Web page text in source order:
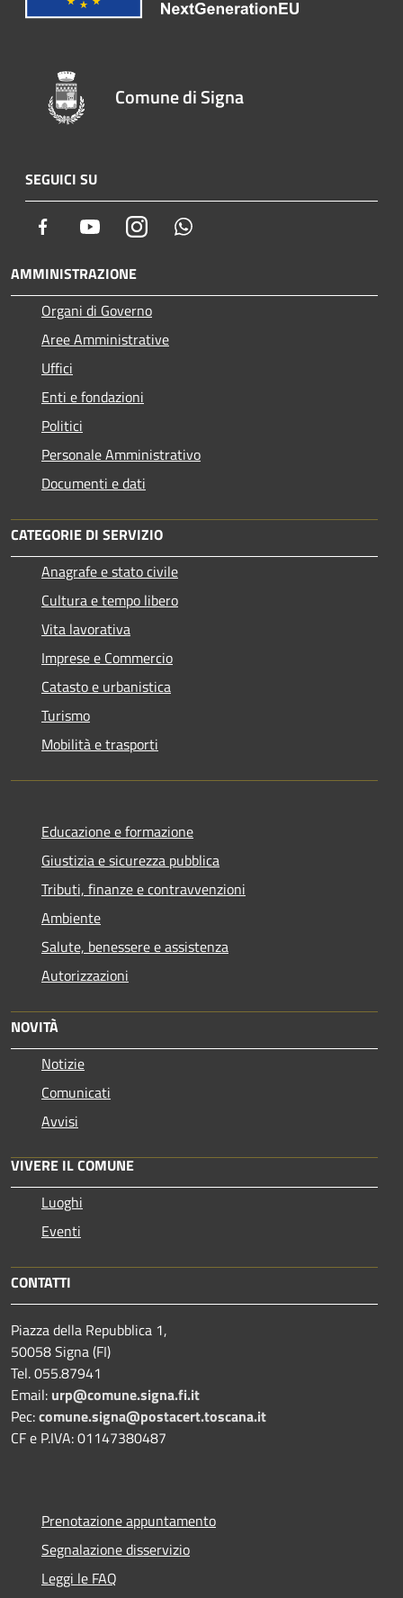
Comune di Signa
SEGUICI SU
Facebook YoutubeInstagram
AMMINISTRAZIONE
Organi di Governo
Aree Amministrative
Uffici
Enti e fondazioni
Politici
Personale Amministrativo
Documenti e dati
CATEGORIE DI SERVIZIO
Anagrafe e stato civile
Cultura e tempo libero
Vita lavorativa
Imprese e Commercio
Catasto e urbanistica
Turismo
Mobilità e trasporti
Educazione e formazione
Giustizia e sicurezza pubblica
Tributi, finanze e contravvenzioni
Ambiente
Salute, benessere e assistenza
Autorizzazioni
NOVITÀ
Notizie
Comunicati
Avvisi
VIVERE IL COMUNE
Luoghi
Eventi
CONTATTI
Piazza della Repubblica 1,
50058 Signa (FI)
Tel. 055.87941
Email: urp@comune.signa.fi.it
Pec:comune.signa@postacert.toscana.it
CF e P.IVA: 01147380487
Prenotazione appuntamento
Segnalazione disservizio
Leggi le FAQ